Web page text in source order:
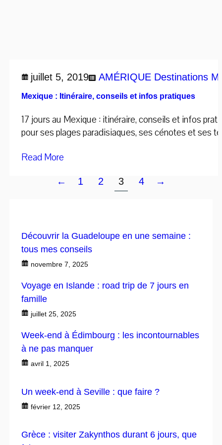
juillet 5, 2019 AMÉRIQUE Destinations
Mexique : Itinéraire, conseils et infos pratiques
17 jours au Mexique : itinéraire, conseils et infos
pour ses plages paradisiaques, ses cénotes et ses
Read More
← 1 2 3 4 →
Découvrir la Guadeloupe en une semaine :
tous mes conseils
novembre 7, 2025
Voyage en Islande : road trip de 7 jours en
famille
juillet 25, 2025
Week-end à Édimbourg : les incontournables
à ne pas manquer
avril 1, 2025
Un week-end à Seville : que faire ?
février 12, 2025
Grèce : visiter Zakynthos durant 6 jours, que